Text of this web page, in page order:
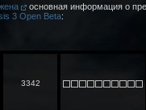
основная информация о
3 Open Beta:
3342